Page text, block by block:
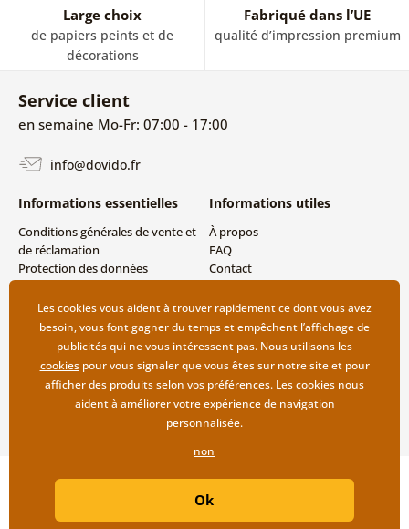
Large choix
de papiers peints et de
décorations
Fabriqué dans l’UE
qualité d’impression premium
Service client
en semaine Mo-Fr: 07:00 - 17:00
info@dovido.fr
Informations essentielles
Conditions générales de vente et
de réclamation
Protection des données
Modes de livraison et de
paiement
Retour des produits
Informations utiles
À propos
FAQ
Contact
Copyright ©2019 © Dovido.fr.
| Boutique en ligne créée par
Les cookies vous aident à trouver rapidement ce dont vous avez
besoin, vous font gagner du temps et empêchent l’affichage de
publicités qui ne vous intéressent pas. Nous utilisons les
cookiespour vous signaler que vous êtes sur notre site et pour
afficher des produits selon vos préférences. Les cookies nous
aident à améliorer votre expérience de navigation
personnalisée.
non
Ok